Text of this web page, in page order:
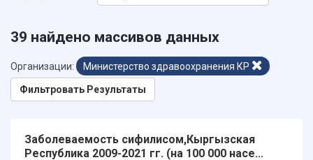
39 найдено массивов данных
Организации: Министерство здравоохранения КР
Фильтровать Результаты
Заболеваемость сифилисом,Кыргызская
Республика 2009-2021 гг. (на 100 000 насе...